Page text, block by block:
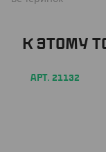
К ЭТОМУ
АРТ. 21132